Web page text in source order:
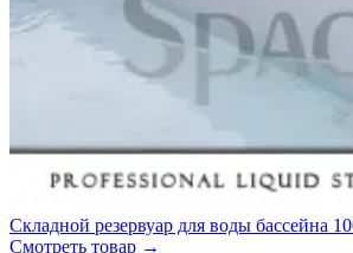
Складной резервуар для воды бассейна
Смотреть товар →